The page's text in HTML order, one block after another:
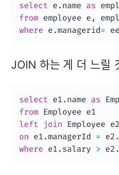
select e. name as
from employee e,
where e.managerid = ee
JOIN 하는 게 더 느릴
select e1. name as
from
left
join
on e1.managerId = e2 .
where e1. salary > e2 .